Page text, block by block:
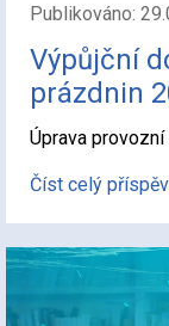
Publikováno:
Výpůjční
prázdnin
Úprava
Číst celý